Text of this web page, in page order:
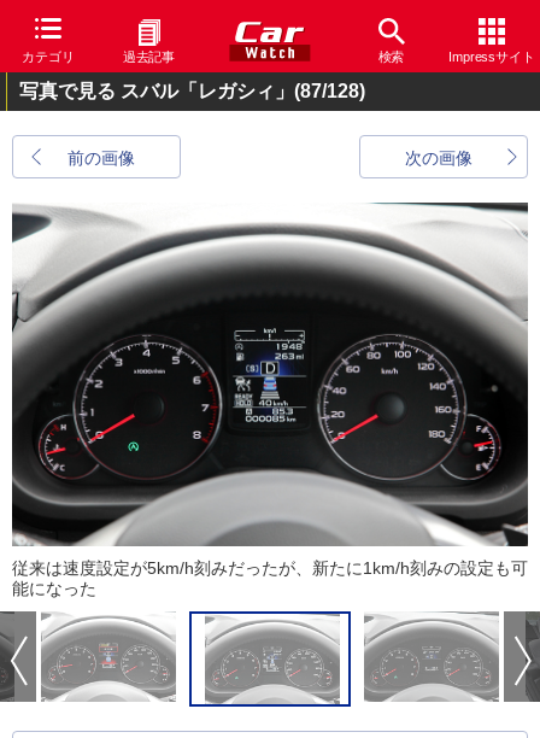
カテゴリ 過去記事 検索 Impressサイト
写真で見る スバル「レガシィ」 (87/128)
前の画像 次の画像
従来は速度設定が5km/h刻みだったが、新たに1km/h刻みの設定も可
能になった